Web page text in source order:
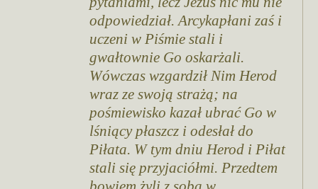
odpowiedział. Arcykapłani zaś i
uczeni w Piśmie stali i
gwałtownie Go oskarżali.
Wówczas wzgardził Nim Herod
wraz ze swoją strażą; na
pośmiewisko kazał ubrać Go w
lśniący płaszcz i odesłał do
Piłata. W tym dniu Herod i Piłat
stali się przyjaciółmi. Przedtem